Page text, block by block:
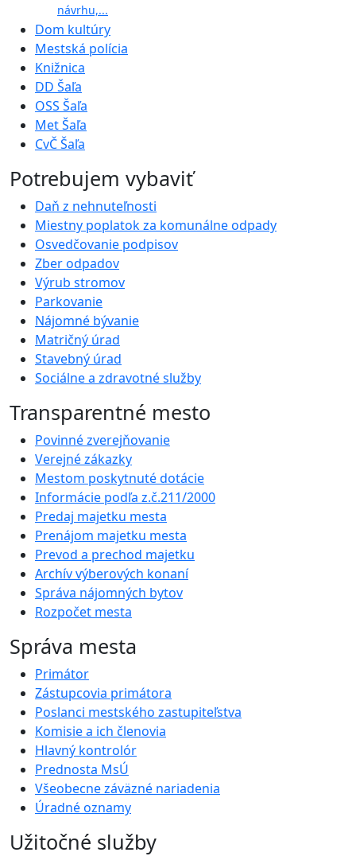
návrhu,...
Dom kultúry
Mestská polícia
Knižnica
DD Šaľa
OSS Šaľa
Met Šaľa
CvČ Šaľa
Potrebujem vybaviť
Daň z nehnuteľnosti
Miestny poplatok za komunálne odpady
Osvedčovanie podpisov
Zber odpadov
Výrub stromov
Parkovanie
Nájomné bývanie
Matričný úrad
Stavebný úrad
Sociálne a zdravotné služby
Transparentné mesto
Povinné zverejňovanie
Verejné zákazky
Mestom poskytnuté dotácie
Informácie podľa z.č.211/2000
Predaj majetku mesta
Prenájom majetku mesta
Prevod a prechod majetku
Archív výberových konaní
Správa nájomných bytov
Rozpočet mesta
Správa mesta
Primátor
Zástupcovia primátora
Poslanci mestského zastupiteľstva
Komisie a ich členovia
Hlavný kontrolór
Prednosta MsÚ
Všeobecne záväzné nariadenia
Úradné oznamy
Užitočné služby